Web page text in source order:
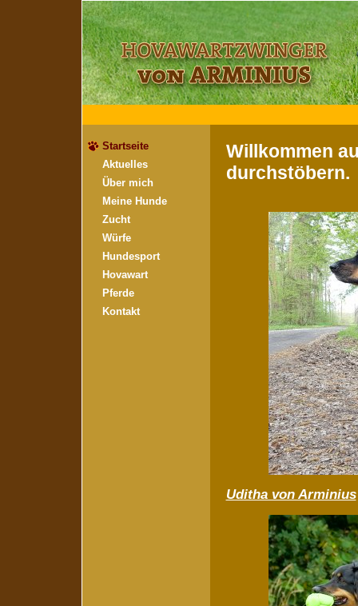
Startseite
Aktuelles
Über mich
Meine Hunde
Zucht
Würfe
Hundesport
Hovawart
Pferde
Kontakt
Willkommen
durchstöbern.
Uditha von Arminius